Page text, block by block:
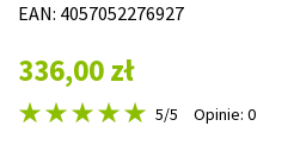
EAN: 4057052276927
336,00 zł
5/5 Opinie: 0